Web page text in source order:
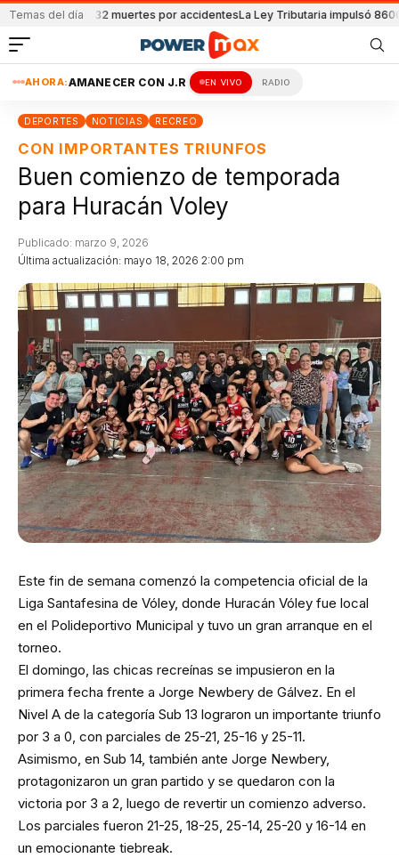
Temas del día32 muertes por accidentesLa Ley Tributaria impulsó 8600
AHORA:AMANECER CON J.R EN VIVO RADIO
DEPORTES NOTICIAS RECREO
CON IMPORTANTES TRIUNFOS
Buen comienzo de temporada
para Huracán Voley
Última actualización: mayo 18, 2026 2:00 pm
Publicado: marzo 9, 2026
Este fin de semana comenzó la competencia oficial de la
Liga Santafesina de Vóley, donde Huracán Vóley fue local
en el Polideportivo Municipal y tuvo un gran arranque en el
torneo.
El domingo, las chicas recreínas se impusieron en la
primera fecha frente a Jorge Newbery de Gálvez. En el
Nivel A de la categoría Sub 13 lograron un importante triunfo
por 3 a 0, con parciales de 25-21, 25-16 y 25-11.
Asimismo, en Sub 14, también ante Jorge Newbery,
protagonizaron un gran partido y se quedaron con la
victoria por 3 a 2, luego de revertir un comienzo adverso.
Los parciales fueron 21-25, 18-25, 25-14, 25-20 y 16-14 en
un emocionante tiebreak.